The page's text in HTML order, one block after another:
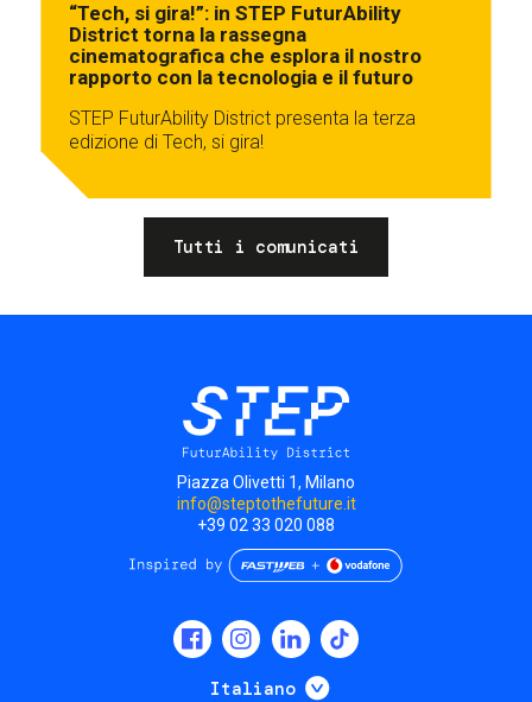
“Tech, si gira!”: in STEP FuturAbility
District torna la rassegna
cinematografica che esplora il nostro
rapporto con la tecnologia e il futuro
STEP FuturAbility District presenta la terza
edizione di Tech, si gira!
Tutti i comunicati
Piazza Olivetti 1, Milano
info@steptothefuture.it
+39 02 33 020 088
Italiano Mostra ulteriori